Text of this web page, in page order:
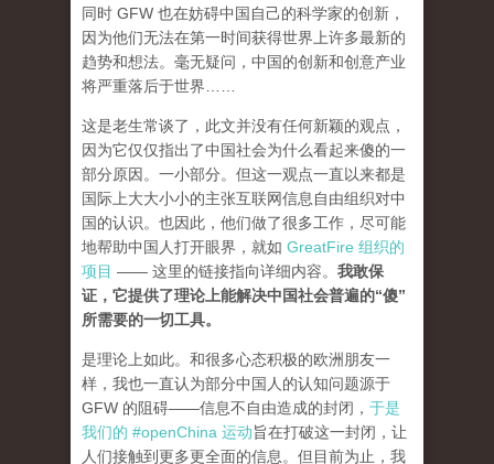
同时 GFW 也在妨碍中国自己的科学家的创新，
因为他们无法在第一时间获得世界上许多最新的
趋势和想法。毫无疑问，中国的创新和创意产业
将严重落后于世界……
这是老生常谈了，此文并没有任何新颖的观点，
因为它仅仅指出了中国社会为什么看起来傻的一
部分原因。一小部分。但这一观点一直以来都是
国际上大大小小的主张互联网信息自由组织对中
国的认识。也因此，他们做了很多工作，尽可能
地帮助中国人打开眼界，就如 GreatFire 组织的
项目 —— 这里的链接指向详细内容。 我敢保
证，它提供了理论上能解决中国社会普遍的“傻”
所需要的一切工具。
是理论上如此。和很多心态积极的欧洲朋友一
样，我也一直认为部分中国人的认知问题源于
GFW 的阻碍——信息不自由造成的封闭， 于是
我们的 #openChina 运动旨在打破这一封闭，让
人们接触到更多更全面的信息。但目前为止，我